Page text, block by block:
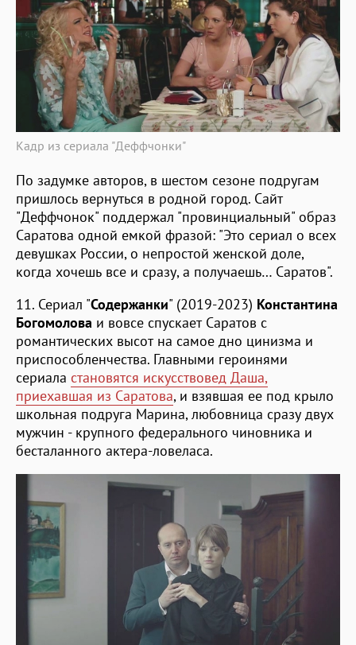
Кадр из сериала "Деффчонки"
По задумке авторов, в шестом сезоне подругам
пришлось вернуться в родной город. Сайт
"Деффчонок" поддержал "провинциальный" образ
Саратова одной емкой фразой: "Это сериал о всех
девушках России, о непростой женской доле,
когда хочешь все и сразу, а получаешь… Саратов".
11. Сериал "Содержанки" (2019-2023) Константина
Богомолова и вовсе спускает Саратов с
романтических высот на самое дно цинизма и
приспособленчества. Главными героинями
сериала становятся искусствовед Даша,
приехавшая из Саратова, и взявшая ее под крыло
школьная подруга Марина, любовница сразу двух
мужчин - крупного федерального чиновника и
бесталанного актера-ловеласа.